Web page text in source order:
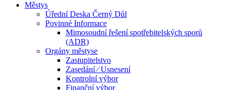
Městys
Úřední Deska Černý Důl
Povinné Informace
Mimosoudní řešení spotřebitelských sporů
(ADR)
Orgány městyse
Zastupitelstvo
Zasedání ⁄ Usnesení
Kontrolní výbor
Finanční výbor